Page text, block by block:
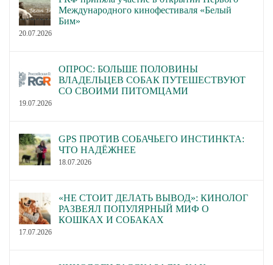
Международного кинофестиваля «Белый
Бим»
20.07.2026
ОПРОС: БОЛЬШЕ ПОЛОВИНЫ
ВЛАДЕЛЬЦЕВ СОБАК ПУТЕШЕСТВУЮТ
СО СВОИМИ ПИТОМЦАМИ
19.07.2026
GPS ПРОТИВ СОБАЧЬЕГО ИНСТИНКТА:
ЧТО НАДЁЖНЕЕ
18.07.2026
«НЕ СТОИТ ДЕЛАТЬ ВЫВОД»: КИНОЛОГ
РАЗВЕЯЛ ПОПУЛЯРНЫЙ МИФ О
КОШКАХ И СОБАКАХ
17.07.2026